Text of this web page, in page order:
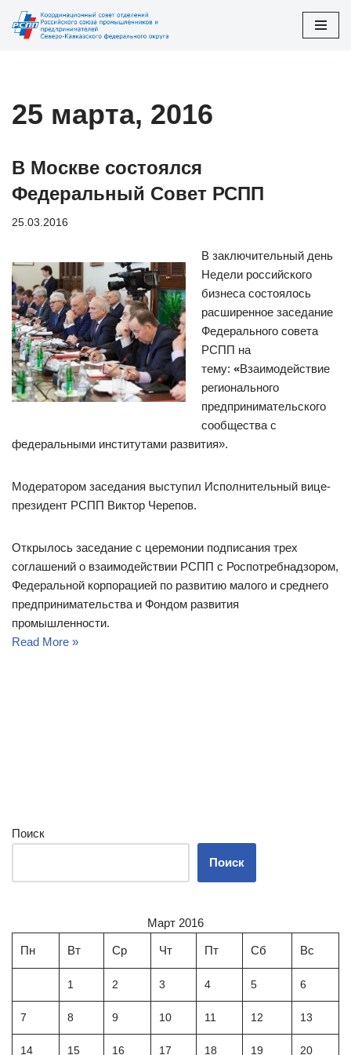
Перейти
25 марта, 2016
В Москве состоялся
Федеральный Совет РСПП
25.03.2016
В заключительный день
Недели российского
бизнеса состоялось
расширенное заседание
Федерального совета
РСПП на
тему: «Взаимодействие
регионального
предпринимательского
сообщества с
федеральными институтами развития».
Модератором заседания выступил Исполнительный вице-
президент РСПП Виктор Черепов.
Открылось заседание с церемонии подписания трех
соглашений о взаимодействии РСПП с Роспотребнадзором,
Федеральной корпорацией по развитию малого и среднего
предпринимательства и Фондом развития
промышленности.
Read More »
Поиск
Поиск
Март 2016
Пн Вт Ср Чт Пт Сб Вс
1 2 3 4 5 6
7 8 9 10 11 12 13
14 15 16 17 18 19 20